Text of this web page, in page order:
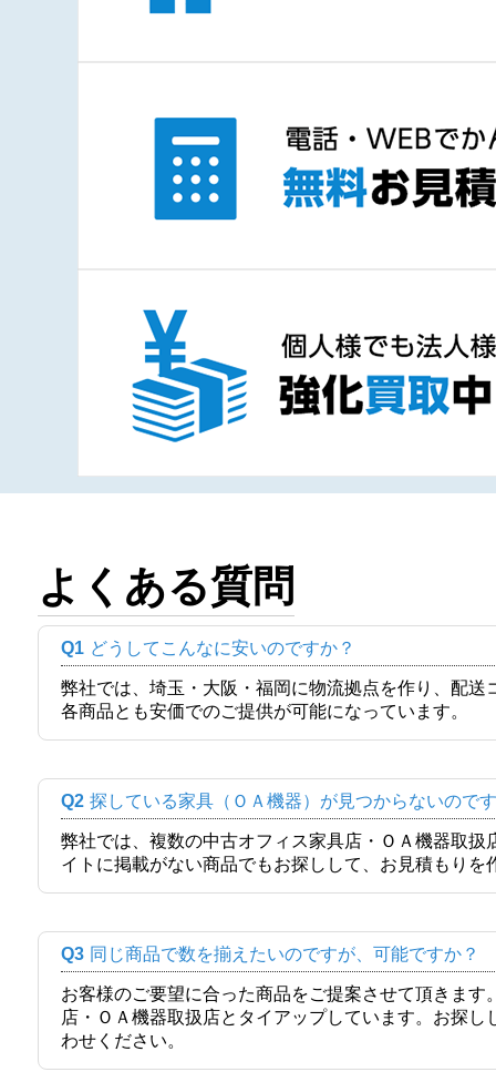
よくある質問
Q1 どうしてこんなに安いのですか？
弊社では、埼玉・大阪・福岡に物流拠点を作り、配
各商品とも安価でのご提供が可能になっています。
Q2 探している家具（ＯＡ機器）が見つからないので
弊社では、複数の中古オフィス家具店・ＯＡ機器取
イトに掲載がない商品でもお探しして、お見積もりを
Q3 同じ商品で数を揃えたいのですが、可能ですか？
お客様のご要望に合った商品をご提案させて頂きま
店・ＯＡ機器取扱店とタイアップしています。お探
わせください。